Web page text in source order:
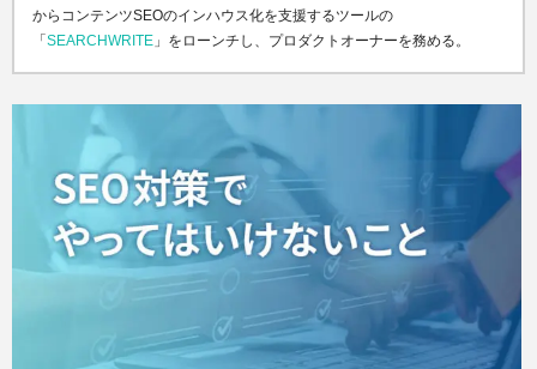
からコンテンツSEOのインハウス化を支援するツールの
「 SEARCHWRITE 」をローンチし、プロダクトオーナーを務める。